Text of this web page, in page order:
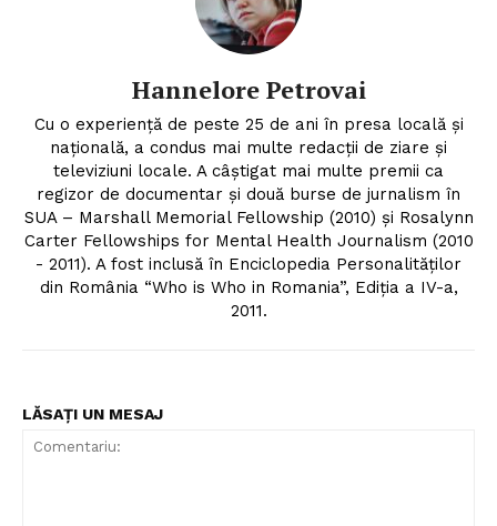
Hannelore Petrovai
Cu o experiență de peste 25 de ani în presa locală și
națională, a condus mai multe redacții de ziare și
televiziuni locale. A câștigat mai multe premii ca
regizor de documentar și două burse de jurnalism în
SUA – Marshall Memorial Fellowship (2010) și Rosalynn
Carter Fellowships for Mental Health Journalism (2010
- 2011). A fost inclusă în Enciclopedia Personalităților
din România “Who is Who in Romania”, Ediția a IV-a,
2011.
LĂSAȚI UN MESAJ